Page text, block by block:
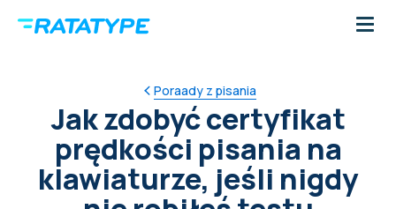
Poraady z pisania
Jak zdobyć certyfikat
prędkości pisania na
klawiaturze, jeśli nigdy